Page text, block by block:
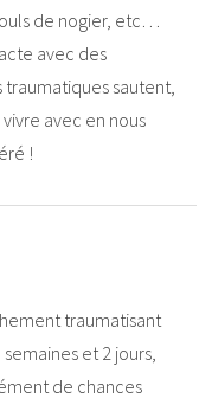
de nogier, etc…
avec des
sautent,
avec en nous
!
traumatisant
et 2 jours,
de chances